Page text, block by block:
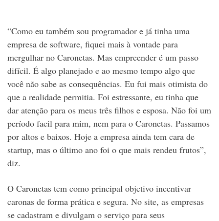
“Como eu também sou programador e já tinha uma
empresa de software, fiquei mais à vontade para
mergulhar no Caronetas. Mas empreender é um passo
difícil. É algo planejado e ao mesmo tempo algo que
você não sabe as consequências. Eu fui mais otimista do
que a realidade permitia. Foi estressante, eu tinha que
dar atenção para os meus três filhos e esposa. Não foi um
período facil para mim, nem para o Caronetas. Passamos
por altos e baixos. Hoje a empresa ainda tem cara de
startup, mas o último ano foi o que mais rendeu frutos”,
diz.
O Caronetas tem como principal objetivo incentivar
caronas de forma prática e segura. No site, as empresas
se cadastram e divulgam o serviço para seus